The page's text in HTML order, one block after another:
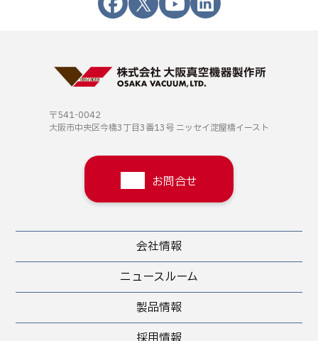
〒541-0042
大阪市中央区今橋3丁目3番13号 ニッセイ淀屋橋イースト
お問合せ
会社情報
ニュースルーム
製品情報